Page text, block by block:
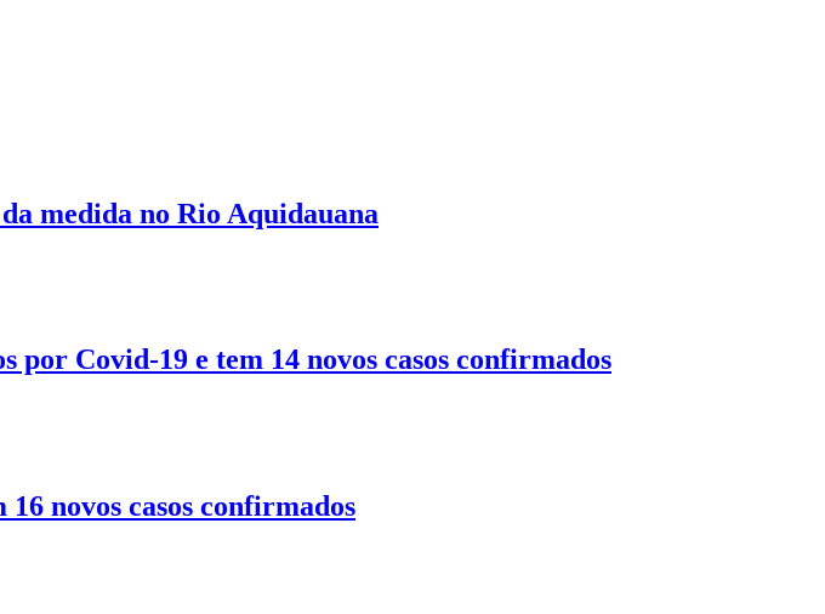
medida no Rio Aquidauana
Covid-19 e tem 14 novos casos confirmados
novos casos confirmados